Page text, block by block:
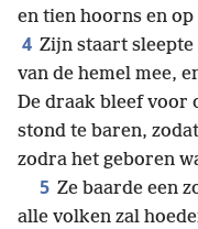
en tien hoorns en
4 Zijn staart
van de hemel mee,
De draak bleef voor
stond te baren,
zodra het geboren
5 Ze baarde een
alle volken zal